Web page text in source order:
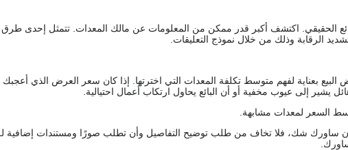
الحقيقي. اكتشف أكبر قدر ممكن من المعلومات عن مالك المعدات. تتمثل إحدى
الرقابة وذلك من خلال نموذج التعليقات.
بعناية لفهم متوسط تكلفة المعدات التي اخترتها. إذا كان سعر العرض الذي
إلى عيوب مخفية أو أن البائع يحاول ارتكاب أعمال احتيالية.
السعر لمعدات مشابهة.
إن ساورك شك، فلا تخاف من طلب توضيح التفاصيل وأن تطلب صورًا ومستندات إضافية